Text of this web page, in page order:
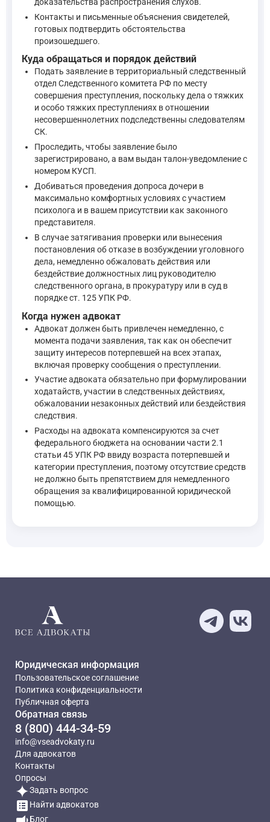
Контакты и письменные объяснения свидетелей,
готовых подтвердить обстоятельства
произошедшего.
Куда обращаться и порядок действий
Подать заявление в территориальный следственный
отдел Следственного комитета РФ по месту
совершения преступления, поскольку дела о тяжких
и особо тяжких преступлениях в отношении
несовершеннолетних подследственны следователям
СК.
Проследить, чтобы заявление было
зарегистрировано, а вам выдан талон-уведомление с
номером КУСП.
Добиваться проведения допроса дочери в
максимально комфортных условиях с участием
психолога и в вашем присутствии как законного
представителя.
В случае затягивания проверки или вынесения
постановления об отказе в возбуждении уголовного
дела, немедленно обжаловать действия или
бездействие должностных лиц руководителю
следственного органа, в прокуратуру или в суд в
порядке ст. 125 УПК РФ.
Когда нужен адвокат
Адвокат должен быть привлечен немедленно, с
момента подачи заявления, так как он обеспечит
защиту интересов потерпевшей на всех этапах,
включая проверку сообщения о преступлении.
Участие адвоката обязательно при формулировании
ходатайств, участии в следственных действиях,
обжаловании незаконных действий или бездействия
следствия.
Расходы на адвоката компенсируются за счет
федерального бюджета на основании части 2.1
статьи 45 УПК РФ ввиду возраста потерпевшей и
категории преступления, поэтому отсутствие средств
не должно быть препятствием для немедленного
обращения за квалифицированной юридической
помощью.
Юридическая информация
Пользовательское соглашение
Политика конфиденциальности
Публичная оферта
Обратная связь
8 (800) 444-34-59
info@vseadvokaty.ru
Для адвокатов
Контакты
Опросы
Задать вопрос
Найти адвокатов
Блог